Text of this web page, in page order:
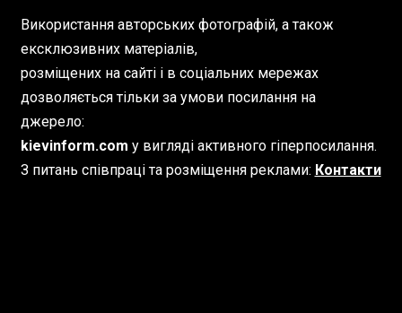
Використання авторських фотографій, а також
ексклюзивних матеріалів,
розміщених на сайті і в соціальних мережах
дозволяється тільки за умови посилання на
джерело:
kievinform.com у вигляді активного гіперпосилання.
З питань співпраці та розміщення реклами: Контакти